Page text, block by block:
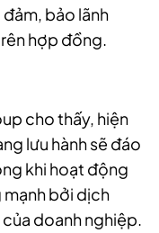
bảo lãnh
hợp đồng.
cho thấy, hiện
lưu hành sẽ đáo
khi hoạt động
mạnh bởi dịch
doanh nghiệp.